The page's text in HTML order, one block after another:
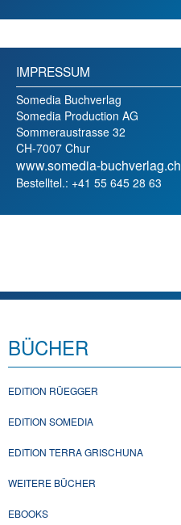
IMPRESSUM
Somedia Buchverlag
Somedia Production AG
Sommeraustrasse 32
CH-7007 Chur
www.somedia-buchverlag.ch
Bestelltel.: +41 55 645 28 63
BÜCHER
EDITION RÜEGGER
EDITION SOMEDIA
EDITION TERRA GRISCHUNA
WEITERE BÜCHER
EBOOKS